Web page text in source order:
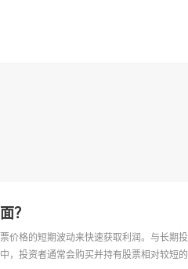
？
价格的短期波动来快速获取利润。与长期
，投资者通常会购买并持有股票相对较短